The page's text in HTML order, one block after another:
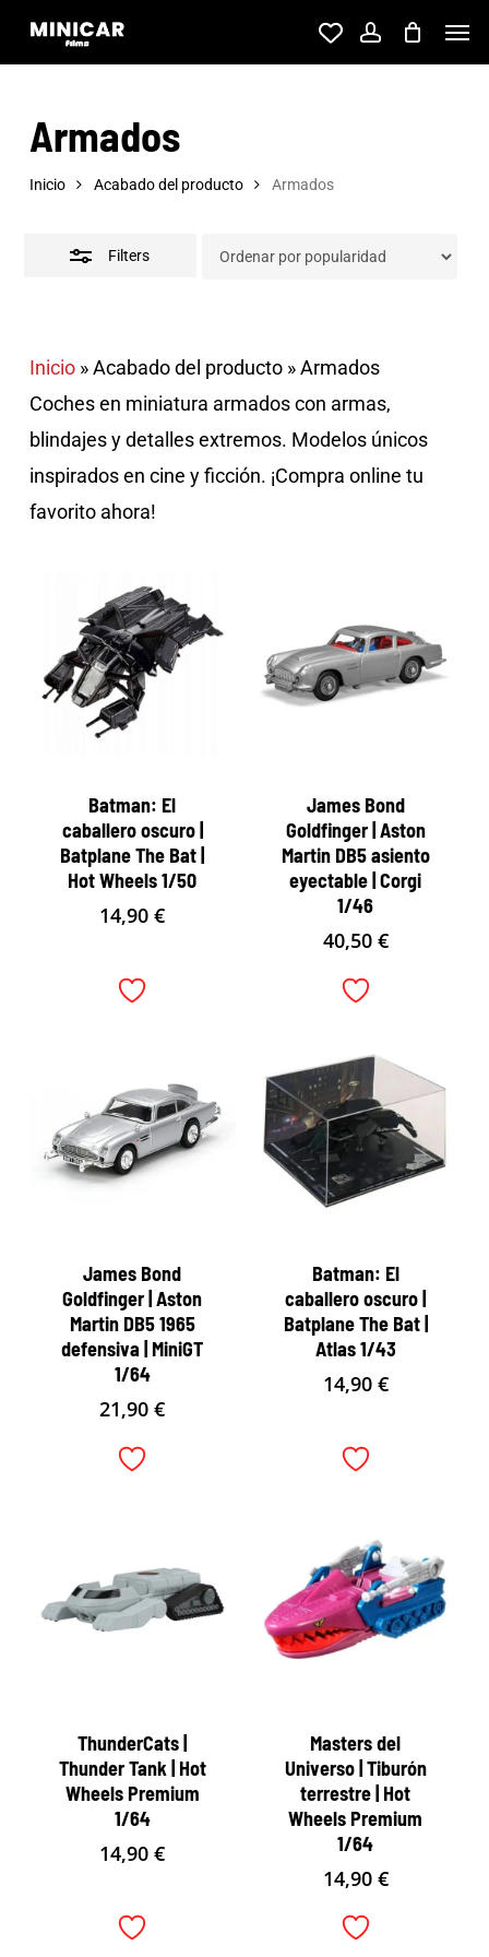
Skip
content
account
Armados
Inicio Acabado del producto Armados
Filters
Inicio»Acabado del producto»Armados
Coches en miniatura armados con armas,
blindajes y detalles extremos. Modelos únicos
inspirados en cine y ficción. ¡Compra online tu
favorito ahora!
Batman: El
caballero oscuro |
Batplane The Bat |
Hot Wheels 1/50
14,90€
James Bond
Goldfinger | Aston
Martin DB5 asiento
eyectable | Corgi
1/46
40,50 €
James Bond
Goldfinger | Aston
Martin DB5 1965
defensiva | MiniGT
1/64
21,90€
Batman: El
caballero oscuro |
Batplane The Bat |
Atlas 1/43
14,90 €
ThunderCats |
Thunder Tank | Hot
Wheels Premium
1/64
14,90€
Masters del
Universo | Tiburón
terrestre | Hot
Wheels Premium
1/64
14,90 €